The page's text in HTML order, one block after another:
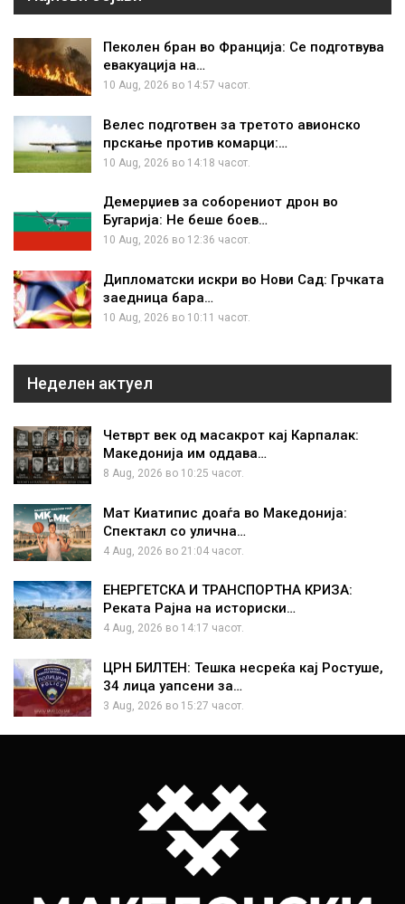
Пеколен бран во Франција: Се подготвува
евакуација на…
10 Aug, 2026 во 14:57 часот.
Велес подготвен за третото авионско
прскање против комарци:…
10 Aug, 2026 во 14:18 часот.
Демерџиев за соборениот дрон во
Бугарија: Не беше боев…
10 Aug, 2026 во 12:36 часот.
Дипломатски искри во Нови Сад: Грчката
заедница бара…
10 Aug, 2026 во 10:11 часот.
Неделен актуел
Четврт век од масакрот кај Карпалак:
Македонија им оддава…
8 Aug, 2026 во 10:25 часот.
Мат Киатипис доаѓа во Македонија:
Спектакл со улична…
4 Aug, 2026 во 21:04 часот.
ЕНЕРГЕТСКА И ТРАНСПОРТНА КРИЗА:
Реката Рајна на историски…
4 Aug, 2026 во 14:17 часот.
ЦРН БИЛТЕН: Тешка несреќа кај Ростуше,
34 лица уапсени за…
3 Aug, 2026 во 15:27 часот.